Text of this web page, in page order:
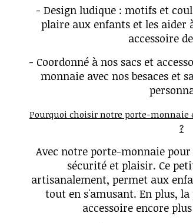
- Design ludique : motifs et
plaire aux enfants et les aider
accessoire
- Coordonné à nos sacs et
monnaie avec nos besaces et
Pourquoi choisir notre porte-
?
Avec notre porte-monnaie
sécurité et plaisir. Ce
artisanalement, permet aux
tout en s'amusant. En plus,
accessoire encore